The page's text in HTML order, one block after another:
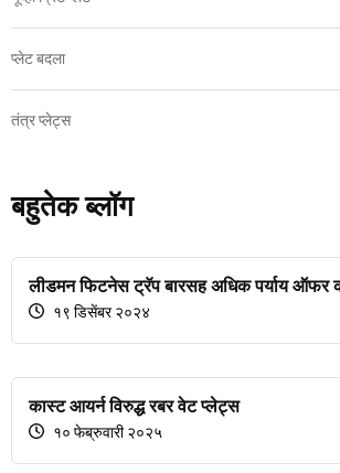
प्लेट बदला
तंत्र प्लेट्स
बहुतेक ब्लॉग
लीडमन फिटनेस ट्रॅप बारसह अधिक पर्याय ऑफर
१९ डिसेंबर २०२४
कास्ट आयर्न विरुद्ध रबर वेट प्लेट्स
१० फेब्रुवारी २०२५